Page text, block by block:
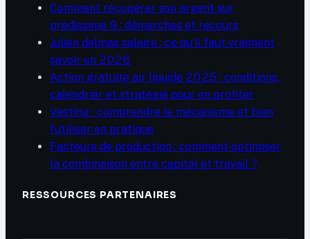
Comment récupérer son argent sur
predissime 9 : démarches et recours
Julien delmas salaire : ce qu’il faut vraiment
savoir en 2026
Action gratuite air liquide 2025 : conditions,
calendrier et stratégie pour en profiter
Vesting : comprendre le mécanisme et bien
l’utiliser en pratique
Facteurs de production : comment optimiser
la combinaison entre capital et travail ?
RESSOURCES PARTENAIRES